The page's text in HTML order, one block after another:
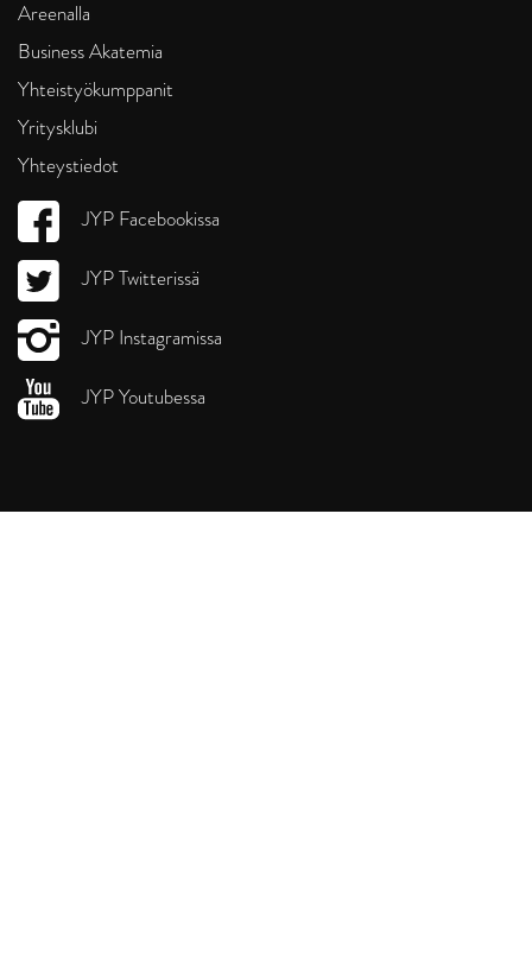
Areenalla
Business Akatemia
Yhteistyökumppanit
Yritysklubi
Yhteystiedot
JYP Facebookissa
JYP Twitterissä
JYP Instagramissa
JYP Youtubessa